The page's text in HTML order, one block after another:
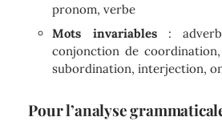
pronom, verbe
Mots invariables:
conjonction de
subordination, interjection,
Pour l’analyse